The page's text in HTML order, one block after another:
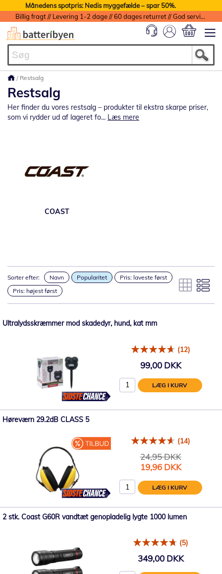
Månedens spotpris: Nedis myggefælde – spar 50%.
Billig fragt // Levering 1-2 dage // 60 dages returret // God service med garanti
Restsalg
Restsalg
Her finder du vores restsalg – produkter til ekstra skarpe priser,
som vi rydder ud af lageret fo... Læs mere
COAST
Sorter efter: Navn Popularitet
Pris: laveste først
Pris: højest først
Ultralydsskræmmer mod skadedyr, hund, kat mm
(12)
99,00 DKK
LÆG I KURV
Høreværn 29.2dB CLASS 5
(14)
24,95 DKK
Tilbudspris
19,96 DKK
LÆG I KURV
2 stk. Coast G60R vandtæt genopladelig lygte 1000 lumen
(5)
349,00 DKK